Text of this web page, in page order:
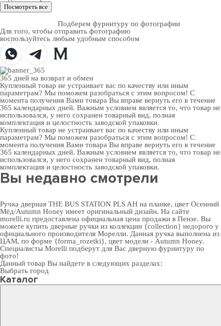
Посмотреть все
Подберем фурнитуру по фотографии
Для того, чтобы отправить фотографию
воспользуйтесь любым удобным способом
365 дней на возврат и обмен
Купленный товар не устраивает вас по качеству или иным
параметрам? Мы поможем разобраться с этим вопросом! С
момента получения Вами товара Вы вправе вернуть его в течение
365 календарных дней. Важным условием является то, что товар не
использовался, у него сохранен товарный вид, полная
комплектация и целостность заводской упаковки.
Купленный товар не устраивает вас по качеству или иным
параметрам? Мы поможем разобраться с этим вопросом! С
момента получения Вами товара Вы вправе вернуть его в течение
365 календарных дней. Важным условием является то, что товар не
использовался, у него сохранен товарный вид, полная
комплектация и целостность заводской упаковки.
Вы недавно смотрели
Ручка дверная THE BUS STATION PLS AH на планке, цвет Осенний
Мёд/Autumn Honey имеет оригинальный дизайн. На сайте
morelli.ru предоставлена официальная цена продажи в Пензе. Вы
можете купить дверные ручки из коллекции {collection} недорого у
официального производителя Морелли. Данная ручка выполнена из
ЦАМ, по форме {forma_rozetki}, цвет модели - Autumn Honey.
Специалисты Morelli подберут для Вас дверную фурнитуру по
фото!
Данный товар Вы найдете в следующих разделах:
Выбрать город
Каталог